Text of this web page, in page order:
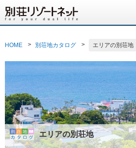
HOME 別荘地カタログ エリアの別荘地
エリアの別荘地